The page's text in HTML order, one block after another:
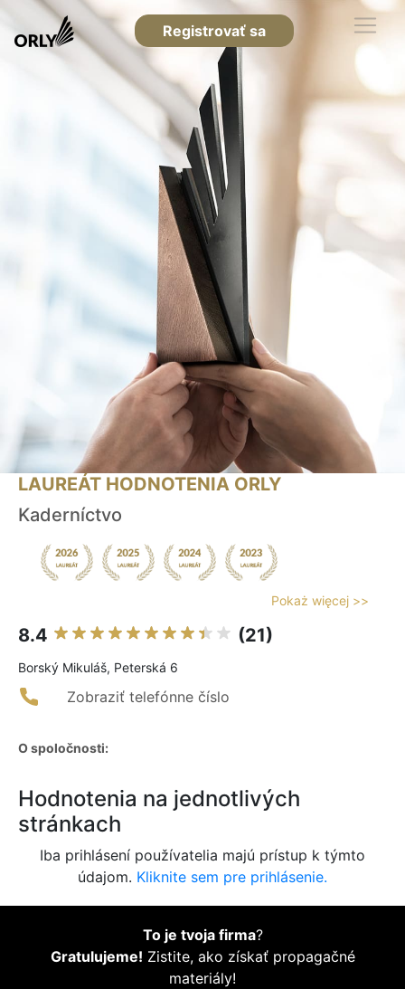
Registrovať sa
LAUREÁT HODNOTENIA ORLY
Kaderníctvo
Pokaż więcej >>
8.4 (21)
Borský Mikuláš, Peterská 6
Zobraziť telefónne číslo
O spoločnosti:
Hodnotenia na jednotlivých
stránkach
Iba prihlásení používatelia majú prístup k týmto
údajom. Kliknite sem pre prihlásenie.
To je tvoja firma?
Gratulujeme! Zistite, ako získať propagačné
materiály!